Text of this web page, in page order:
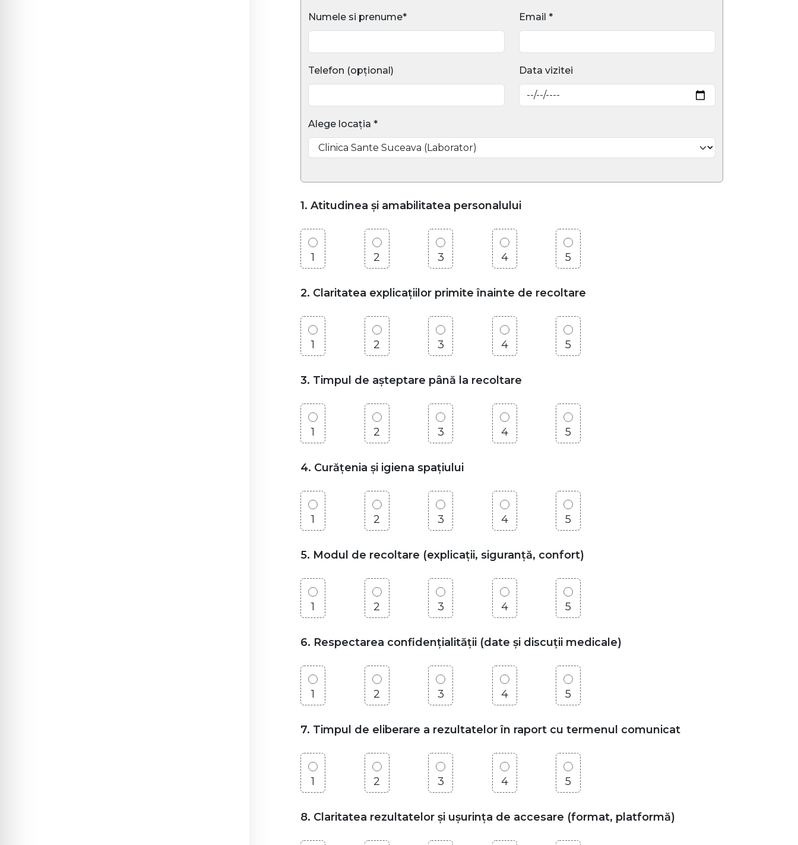
Numele si prenume* Email *
Telefon (opțional) Data vizitei
Alege locația *
1. Atitudinea și amabilitatea personalului
1 2 3 4 5
2. Claritatea explicațiilor primite înainte de recoltare
1 2 3 4 5
3. Timpul de așteptare până la recoltare
1 2 3 4 5
4. Curățenia și igiena spațiului
1 2 3 4 5
5. Modul de recoltare (explicații, siguranță, confort)
1 2 3 4 5
6. Respectarea confidențialității (date și discuții medicale)
1 2 3 4 5
7. Timpul de eliberare a rezultatelor în raport cu termenul comunicat
1 2 3 4 5
8. Claritatea rezultatelor și ușurința de accesare (format, platformă)